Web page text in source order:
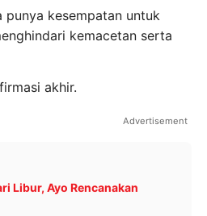
punya kesempatan untuk
kemacetan serta
akhir.
Advertisement
Libur, Ayo Rencanakan